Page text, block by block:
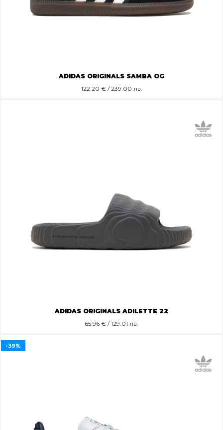
ADIDAS ORIGINALS SAMBA OG
122.20 € / 239.00 лв.
ADIDAS ORIGINALS ADILETTE 22
65.96 € / 129.01 лв.
-39%